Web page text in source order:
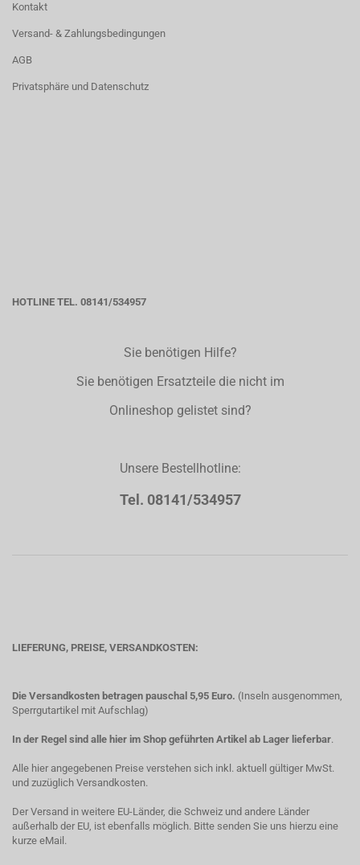
Kontakt
Versand- & Zahlungsbedingungen
AGB
Privatsphäre und Datenschutz
HOTLINE TEL. 08141/534957
Sie benötigen Hilfe?
Sie benötigen Ersatzteile die nicht im
Onlineshop gelistet sind?
Unsere Bestellhotline:
Tel. 08141/534957
LIEFERUNG, PREISE, VERSANDKOSTEN:
Die Versandkosten betragen pauschal 5,95 Euro. (Inseln ausgenommen,
Sperrgutartikel mit Aufschlag)
In der Regel sind alle hier im Shop geführten Artikel ab Lager lieferbar.
Alle hier angegebenen Preise verstehen sich inkl. aktuell gültiger MwSt.
und zuzüglich Versandkosten.
Der Versand in weitere EU-Länder, die Schweiz und andere Länder
außerhalb der EU, ist ebenfalls möglich. Bitte senden Sie uns hierzu eine
kurze eMail.